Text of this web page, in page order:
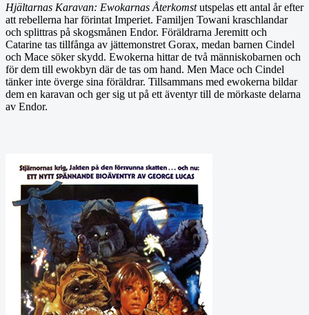
Hjältarnas Karavan: Ewokarnas Återkomstutspelas ett antal år efter
att rebellerna har förintat Imperiet. Familjen Towani kraschlandar
och splittras på skogsmånen Endor. Föräldrarna Jeremitt och
Catarine tas tillfånga av jättemonstret Gorax, medan barnen Cindel
och Mace söker skydd. Ewokerna hittar de två människobarnen och
för dem till ewokbyn där de tas om hand. Men Mace och Cindel
tänker inte överge sina föräldrar. Tillsammans med ewokerna bildar
dem en karavan och ger sig ut på ett äventyr till de mörkaste delarna
av Endor.